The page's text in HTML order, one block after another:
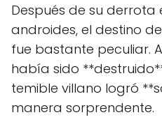
Después de su derrota
androides, el destino
fue bastante peculiar.
había sido
temible villano logró
manera sorprendente.